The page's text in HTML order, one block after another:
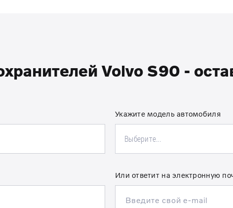
Volvo S90 -
Укажите модель автомобиля
Выберите...
Или ответит на электронную